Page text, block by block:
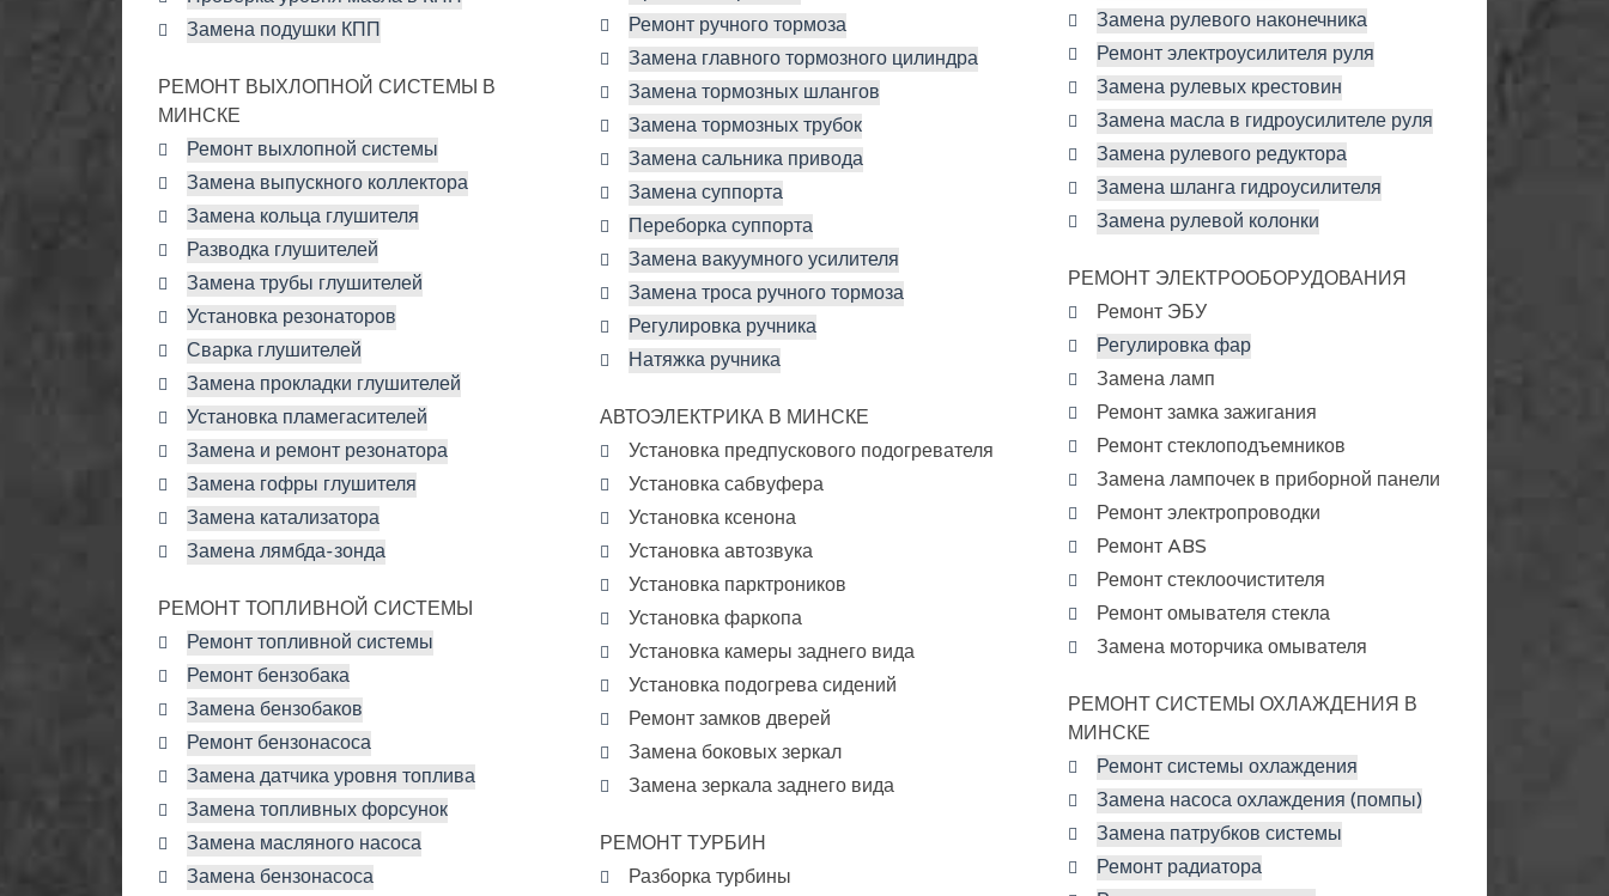
Замена подушки КПП
РЕМОНТ ВЫХЛОПНОЙ СИСТЕМЫ В
МИНСКЕ
Ремонт выхлопной системы
Замена выпускного коллектора
Замена кольца глушителя
Разводка глушителей
Замена трубы глушителей
Установка резонаторов
Сварка глушителей
Замена прокладки глушителей
Установка пламегасителей
Замена и ремонт резонатора
Замена гофры глушителя
Замена катализатора
Замена лямбда-зонда
РЕМОНТ ТОПЛИВНОЙ СИСТЕМЫ
Ремонт топливной системы
Ремонт бензобака
Замена бензобаков
Ремонт бензонасоса
Замена датчика уровня топлива
Замена топливных форсунок
Замена масляного насоса
Замена бензонасоса
Ремонт ручного тормоза
Замена главного тормозного цилиндра
Замена тормозных шлангов
Замена тормозных трубок
Замена сальника привода
Замена суппорта
Переборка суппорта
Замена вакуумного усилителя
Замена троса ручного тормоза
Регулировка ручника
Натяжка ручника
АВТОЭЛЕКТРИКА В МИНСКЕ
Установка предпускового подогревателя
Установка сабвуфера
Установка ксенона
Установка автозвука
Установка парктроников
Установка фаркопа
Установка камеры заднего вида
Установка подогрева сидений
Ремонт замков дверей
Замена боковых зеркал
Замена зеркала заднего вида
РЕМОНТ ТУРБИН
Разборка турбины
Замена рулевого наконечника
Ремонт электроусилителя руля
Замена рулевых крестовин
Замена масла в гидроусилителе руля
Замена рулевого редуктора
Замена шланга гидроусилителя
Замена рулевой колонки
РЕМОНТ ЭЛЕКТРООБОРУДОВАНИЯ
Ремонт ЭБУ
Регулировка фар
Замена ламп
Ремонт замка зажигания
Ремонт стеклоподъемников
Замена лампочек в приборной панели
Ремонт электропроводки
Ремонт ABS
Ремонт стеклоочистителя
Ремонт омывателя стекла
Замена моторчика омывателя
РЕМОНТ СИСТЕМЫ ОХЛАЖДЕНИЯ В
МИНСКЕ
Ремонт системы охлаждения
Замена насоса охлаждения (помпы)
Замена патрубков системы
Ремонт радиатора